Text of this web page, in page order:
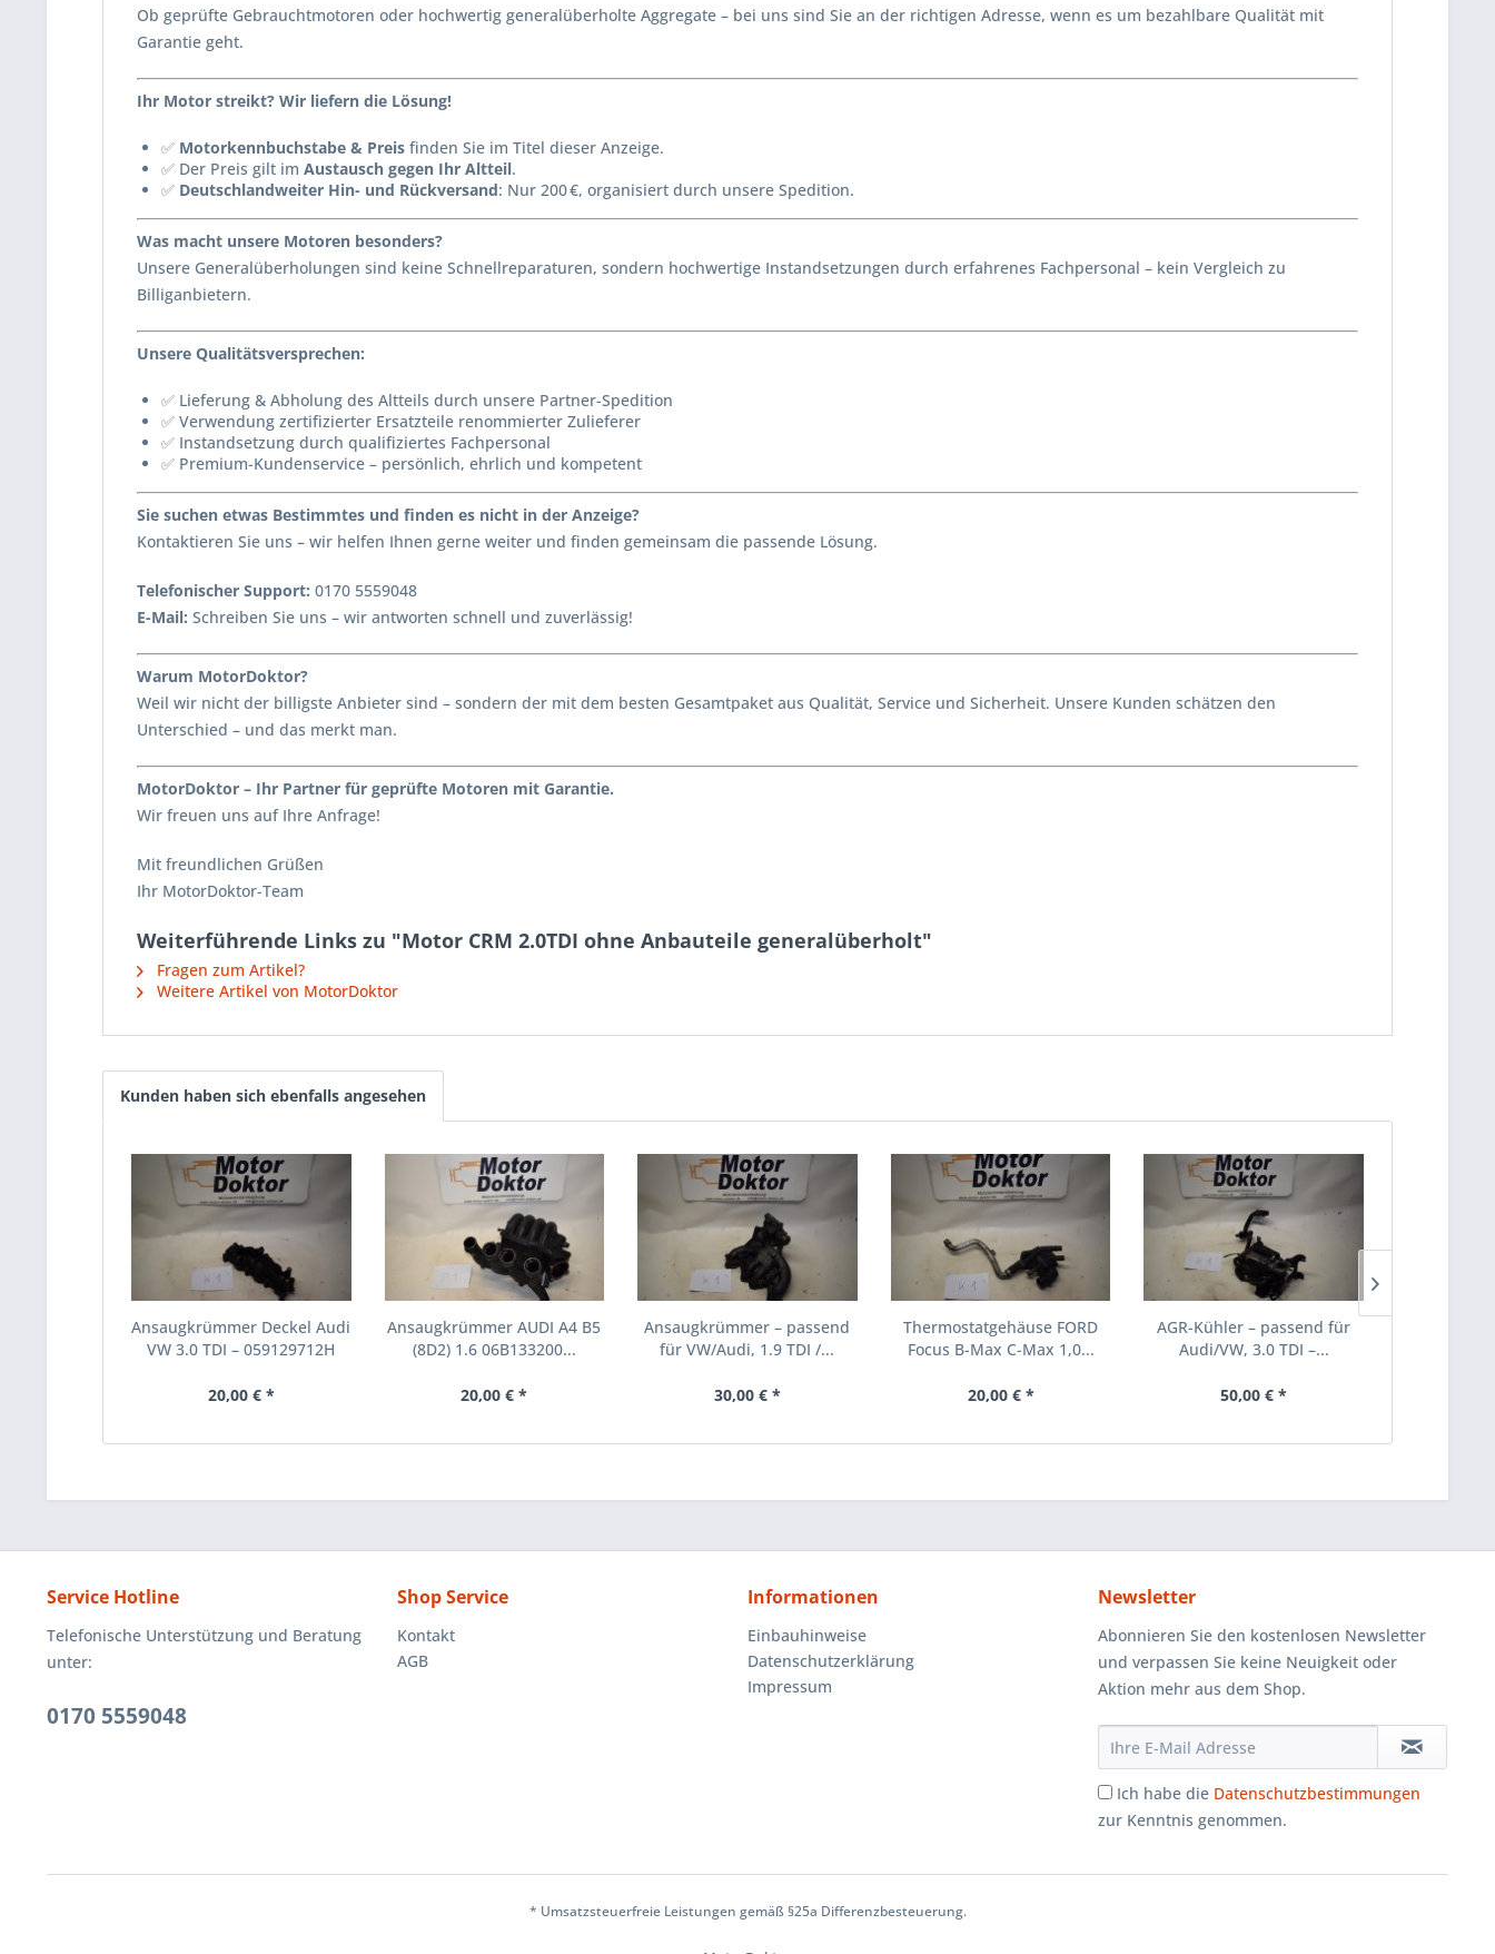
Ob geprüfte Gebrauchtmotoren oder hochwertig generalüberholte Aggregate – bei uns sind Sie an der richtigen Adresse, wenn es um bezahlbare Qualität mit
Garantie geht.
Ihr Motor streikt? Wir liefern die Lösung!
✅ Motorkennbuchstabe & Preis finden Sie im Titel dieser Anzeige.
✅ Der Preis gilt im Austausch gegen Ihr Altteil.
✅ Deutschlandweiter Hin- und Rückversand: Nur 200 €, organisiert durch unsere Spedition.
Was macht unsere Motoren besonders?
Unsere Generalüberholungen sind keine Schnellreparaturen, sondern hochwertige Instandsetzungen durch erfahrenes Fachpersonal – kein Vergleich zu
Billiganbietern.
Unsere Qualitätsversprechen:
✅ Lieferung & Abholung des Altteils durch unsere Partner-Spedition
✅ Verwendung zertifizierter Ersatzteile renommierter Zulieferer
✅ Instandsetzung durch qualifiziertes Fachpersonal
✅ Premium-Kundenservice – persönlich, ehrlich und kompetent
Sie suchen etwas Bestimmtes und finden es nicht in der Anzeige?
Kontaktieren Sie uns – wir helfen Ihnen gerne weiter und finden gemeinsam die passende Lösung.
Telefonischer Support: 0170 5559048
E-Mail: Schreiben Sie uns – wir antworten schnell und zuverlässig!
Warum MotorDoktor?
Weil wir nicht der billigste Anbieter sind – sondern der mit dem besten Gesamtpaket aus Qualität, Service und Sicherheit. Unsere Kunden schätzen den
Unterschied – und das merkt man.
MotorDoktor – Ihr Partner für geprüfte Motoren mit Garantie.
Wir freuen uns auf Ihre Anfrage!
Mit freundlichen Grüßen
Ihr MotorDoktor-Team
Weiterführende Links zu "Motor CRM 2.0TDI ohne Anbauteile generalüberholt"
Fragen zum Artikel?
Weitere Artikel von MotorDoktor
Kunden haben sich ebenfalls angesehen
Ansaugkrümmer Deckel Audi
VW 3.0 TDI – 059129712H
20,00 € *
Ansaugkrümmer AUDI A4 B5
(8D2) 1.6 06B133200...
20,00 € *
Ansaugkrümmer – passend
für VW/Audi, 1.9 TDI /...
30,00 € *
Thermostatgehäuse FORD
Focus B-Max C-Max 1,0...
20,00 € *
AGR-Kühler – passend für
Audi/VW, 3.0 TDI –...
50,00 € *
Service Hotline
Telefonische Unterstützung und Beratung
unter:
0170 5559048
Shop Service
Kontakt
AGB
Informationen
Einbauhinweise
Datenschutzerklärung
Impressum
Newsletter
Abonnieren Sie den kostenlosen Newsletter
und verpassen Sie keine Neuigkeit oder
Aktion mehr aus dem Shop.
Ich habe die Datenschutzbestimmungen
zur Kenntnis genommen.
* Umsatzsteuerfreie Leistungen gemäß §25a Differenzbesteuerung.